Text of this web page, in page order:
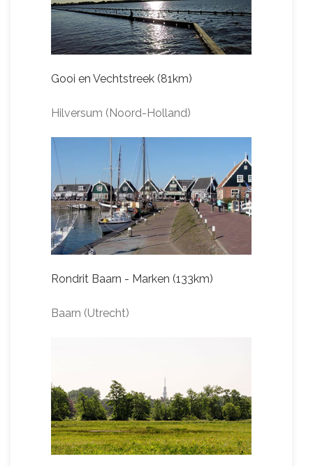
Gooi en Vechtstreek (81km)
Hilversum (Noord-Holland)
Rondrit Baarn - Marken (133km)
Baarn (Utrecht)